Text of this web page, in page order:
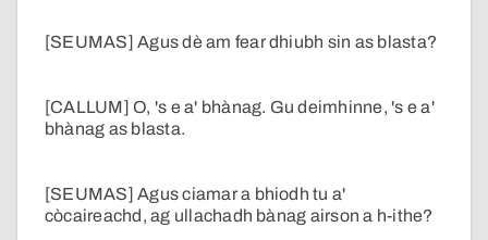
[SEUMAS] Agus dè am fear dhiubh sin as blasta?
[CALLUM] O, 's e a' bhànag. Gu deimhinne, 's e a'
bhànag as blasta.
[SEUMAS] Agus ciamar a bhiodh tu a'
còcaireachd, ag ullachadh bànag airson a h-ithe?